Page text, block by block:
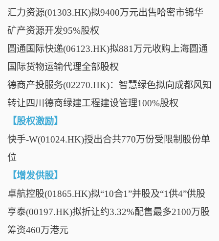
汇力资源(01303.HK)拟9400万元出售哈密市锦华
矿产资源开发95%股权
圆通国际快递(06123.HK)拟881万元收购上海圆通
国际货物运输代理全部股权
德商产投服务(02270.HK)：智慧绿色拟向成都风知
转让四川德商绿建工程建设管理100%股权
【股权激励】
快手-W(01024.HK)授出合共770万份受限制股份单
位
【增发供股】
卓航控股(01865.HK)拟“10合1”并股及“1供4”供股
亨泰(00197.HK)拟折让约3.32%配售最多2100万股
筹资460万港元